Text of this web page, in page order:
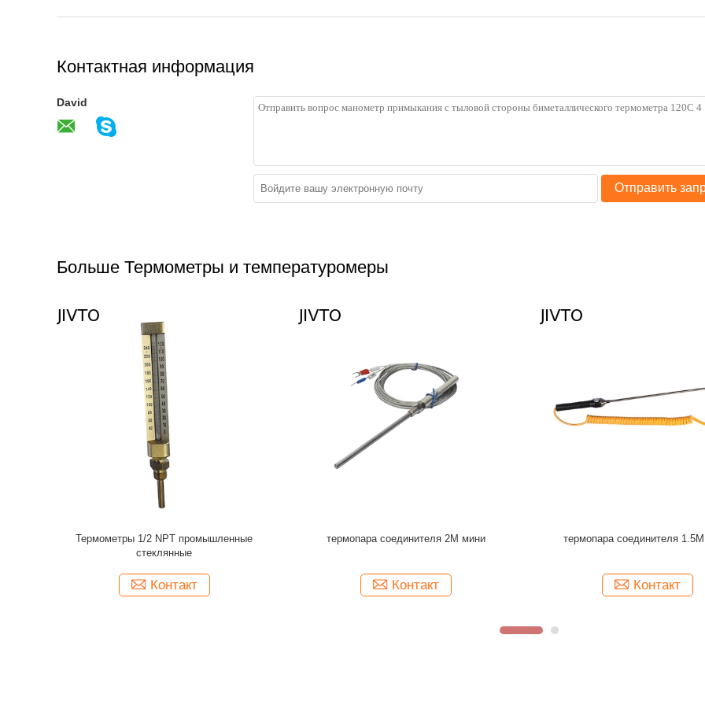
Контактная информация
David
Отправить
Больше Термометры и температуромеры
датчик температуры капилляра масштаба
4in двойной
Контакт
тип мини термопара 1M k соединителя
Контакт
Температура давления
Контакт